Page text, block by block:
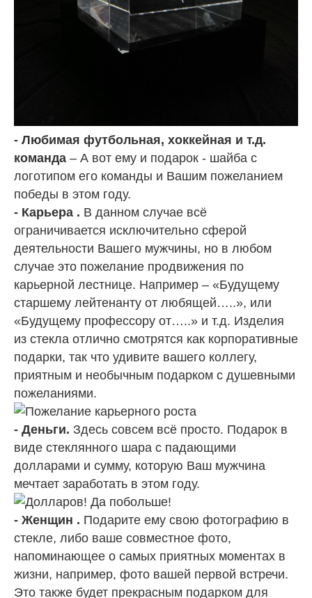
- Любимая футбольная, хоккейная и т.д.
команда – А вот ему и подарок - шайба с
логотипом его команды и Вашим пожеланием
победы в этом году.
- Карьера . В данном случае всё
ограничивается исключительно сферой
деятельности Вашего мужчины, но в любом
случае это пожелание продвижения по
карьерной лестнице. Например – «Будущему
старшему лейтенанту от любящей…..», или
«Будущему профессору от…..» и т.д. Изделия
из стекла отлично смотрятся как корпоративные
подарки, так что удивите вашего коллегу,
приятным и необычным подарком с душевными
пожеланиями.
- Деньги. Здесь совсем всё просто. Подарок в
виде стеклянного шара с падающими
долларами и сумму, которую Ваш мужчина
мечтает заработать в этом году.
- Женщин . Подарите ему свою фотографию в
стекле, либо ваше совместное фото,
напоминающее о самых приятных моментах в
жизни, например, фото вашей первой встречи.
Это также будет прекрасным подарком для